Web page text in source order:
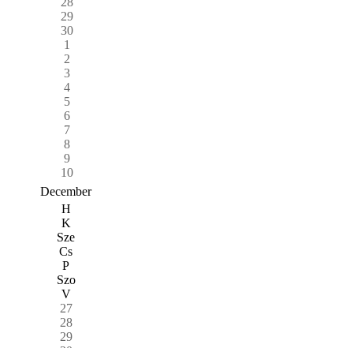
29
30
1
2
3
4
5
6
7
8
9
10
December
H
K
Sze
Cs
P
Szo
V
27
28
29